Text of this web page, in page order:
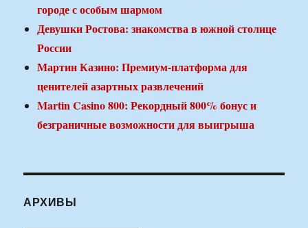
городе с особым шармом
Девушки Ростова: знакомства в южной столице
России
Мартин Казино: Премиум-платформа для
ценителей азартных развлечений
Martin Casino 800: Рекордный 800% бонус и
безграничные возможности для выигрыша
АРХИВЫ